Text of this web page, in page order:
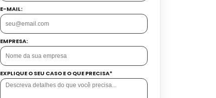
E-MAIL:
EMPRESA:
EXPLIQUE O SEU CASO E O QUE PRECISA*